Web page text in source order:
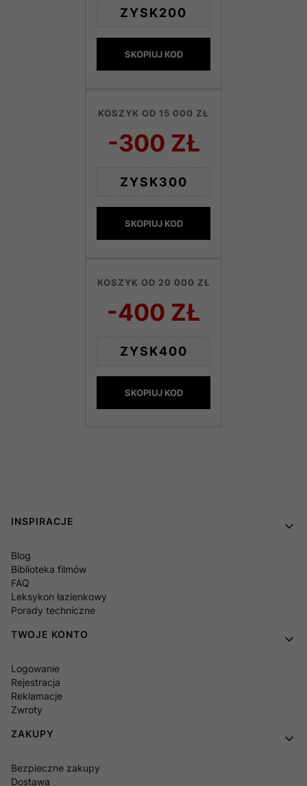
ZYSK200
SKOPIUJ KOD
KOSZYK OD 15 000 ZŁ
-300 ZŁ
ZYSK300
SKOPIUJ KOD
KOSZYK OD 20 000 ZŁ
-400 ZŁ
ZYSK400
SKOPIUJ KOD
Linki w stopce
INSPIRACJE
Blog
Biblioteka filmów
FAQ
Leksykon łazienkowy
Porady techniczne
TWOJE KONTO
Logowanie
Rejestracja
Reklamacje
Zwroty
ZAKUPY
Bezpieczne zakupy
Dostawa